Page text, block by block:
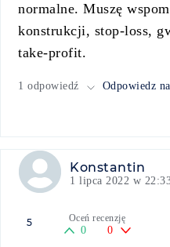
normalne. Muszę
konstrukcji, stop-loss,
take-profit.
1 odpowiedź Odpowiedz
Konstantin
1 lipca 2022 w
5 Oceń recenzję
0 0